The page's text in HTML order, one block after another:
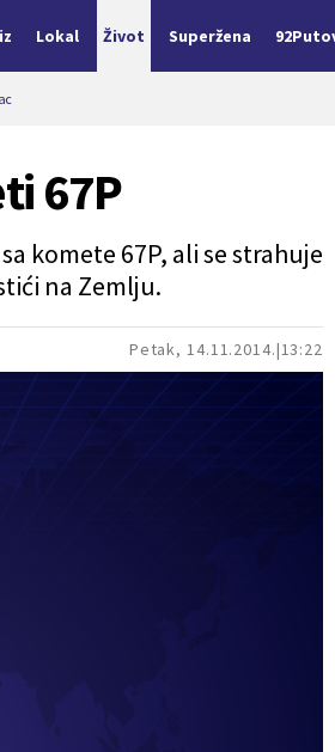
Lokal Život Superžena
Petak, 14.11.2014. 13:22
67P
komete 67P, ali se strahuje
na Zemlju.